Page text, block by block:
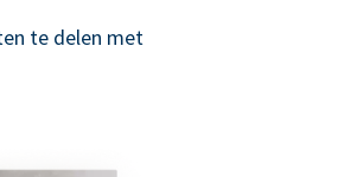
te delen met